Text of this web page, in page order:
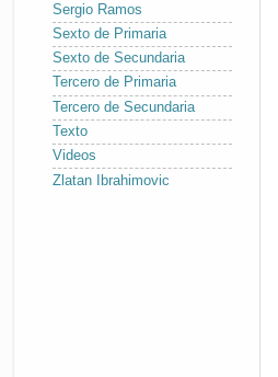
Sergio Ramos
Sexto de Primaria
Sexto de Secundaria
Tercero de Primaria
Tercero de Secundaria
Texto
Videos
Zlatan Ibrahimovic